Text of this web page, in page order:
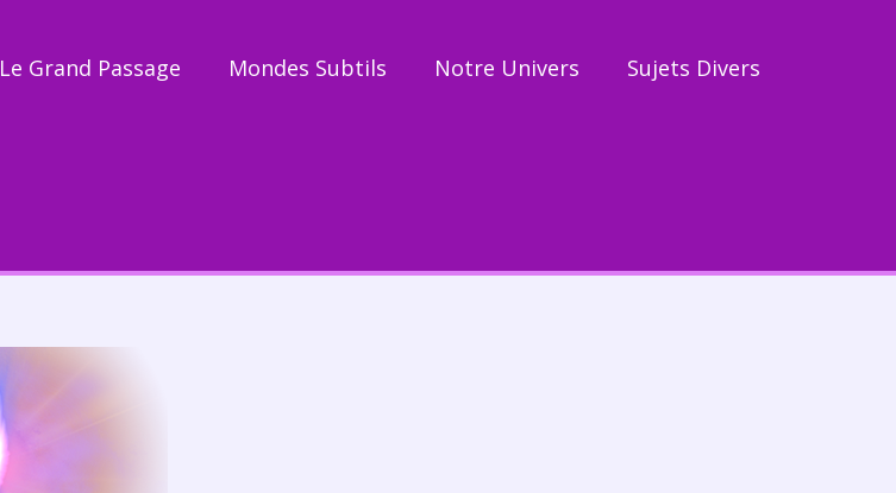
Le Grand Passage Mondes Subtils Notre Univers Sujets Divers